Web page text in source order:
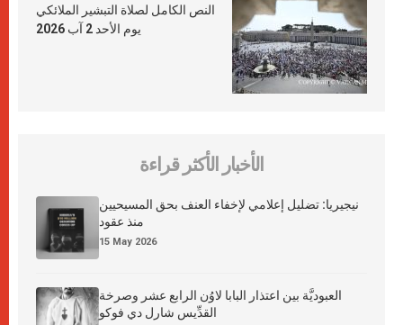
النص الكامل لصلاة التبشير الملائكي
يوم الأحد 2 آب 2026
الأخبار الأكثر قراءة
نيجيريا: تضليل إعلامي لإخفاء العنف بحق المسيحيين
منذ عقود
15 May 2026
العبوديَّة بين اعتذار البابا لاوُن الرابع عشر وصرخة
القدِّيس شارل دي فوكو